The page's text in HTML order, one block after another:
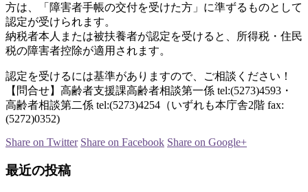
方は、「障害者手帳の交付を受けた方」に準ずるものとして
認定が受けられます。
納税者本人または被扶養者が認定を受けると、所得税・住民
税の障害者控除が適用されます。
認定を受けるには基準がありますので、ご相談ください！
【問合せ】高齢者支援課高齢者相談第一係 tel:(5273)4593・
高齢者相談第二係 tel:(5273)4254（いずれも本庁舎2階 fax:
(5272)0352)
Share on Twitter Share on Facebook Share on Google+
最近の投稿